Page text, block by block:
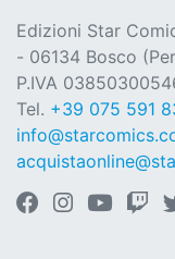
Edizioni Star
- 06134 Bosco
P.IVA
Tel. +39 075 591